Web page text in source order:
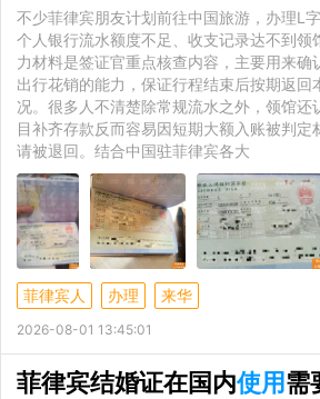
不少菲律宾朋友计划前往中国旅游，办理L
个人银行流水额度不足、收支记录达不到领
力材料是签证官重点核查内容，主要用来确
出行花销的能力，保证行程结束后按期返回
况。很多人不清楚除常规流水之外，领馆还
目补齐存款反而容易因短期大额入账被判定
请被退回。结合中国驻菲律宾各大
菲律宾人 办理 来华
2026-08-01 13:45:01
菲律宾结婚证在国内使用需要特